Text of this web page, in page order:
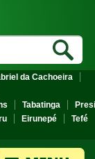
da Cachoeira
Tabatinga
Eirunepé
Tefé